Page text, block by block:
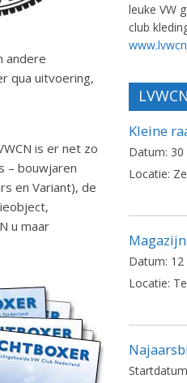
andere
qua uitvoering,
is er net zo
– bouwjaren
en Variant), de
u maar
leuke VW
club
Kleine
Datum:
Locatie:
Datum:
Locatie: